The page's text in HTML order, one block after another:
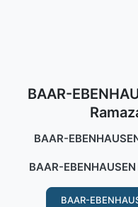
BAAR-
BAAR-
BAAR-
BAAR-